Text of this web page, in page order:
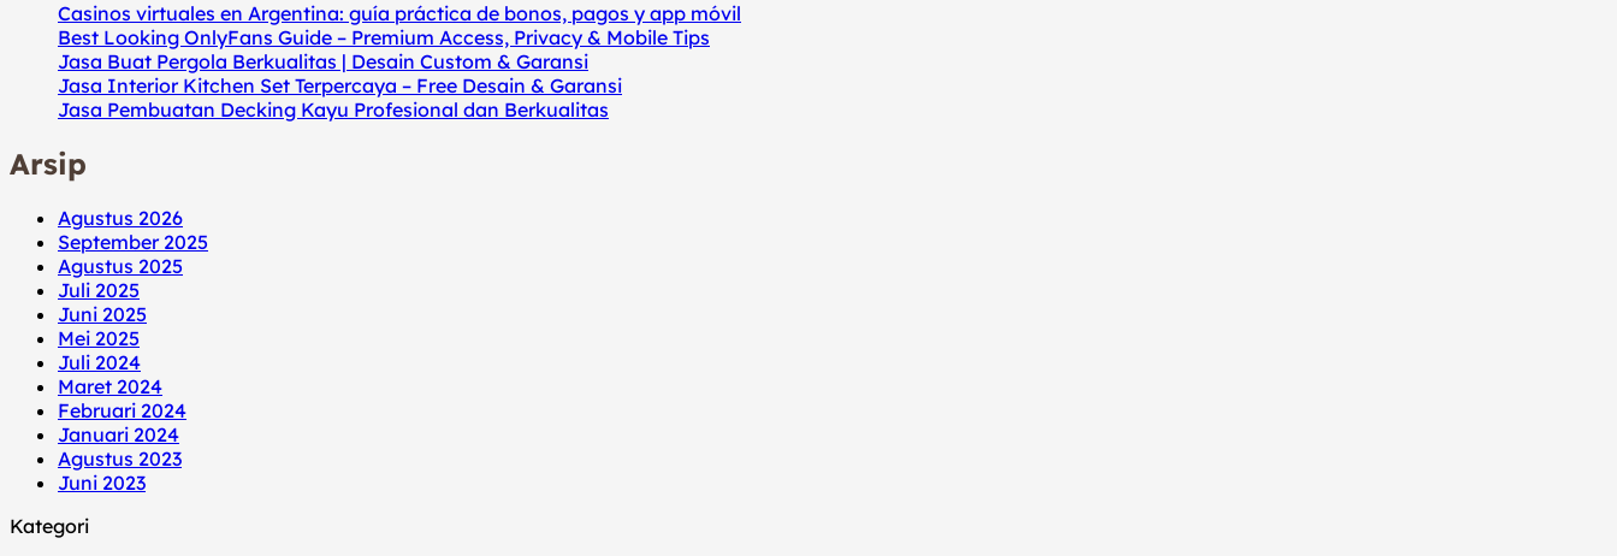
Casinos virtuales en Argentina: guía práctica de bonos, pagos y app móvil
Best Looking OnlyFans Guide – Premium Access, Privacy & Mobile Tips
Jasa Buat Pergola Berkualitas | Desain Custom & Garansi
Jasa Interior Kitchen Set Terpercaya – Free Desain & Garansi
Jasa Pembuatan Decking Kayu Profesional dan Berkualitas
Arsip
Agustus 2026
September 2025
Agustus 2025
Juli 2025
Juni 2025
Mei 2025
Juli 2024
Maret 2024
Februari 2024
Januari 2024
Agustus 2023
Juni 2023
Kategori